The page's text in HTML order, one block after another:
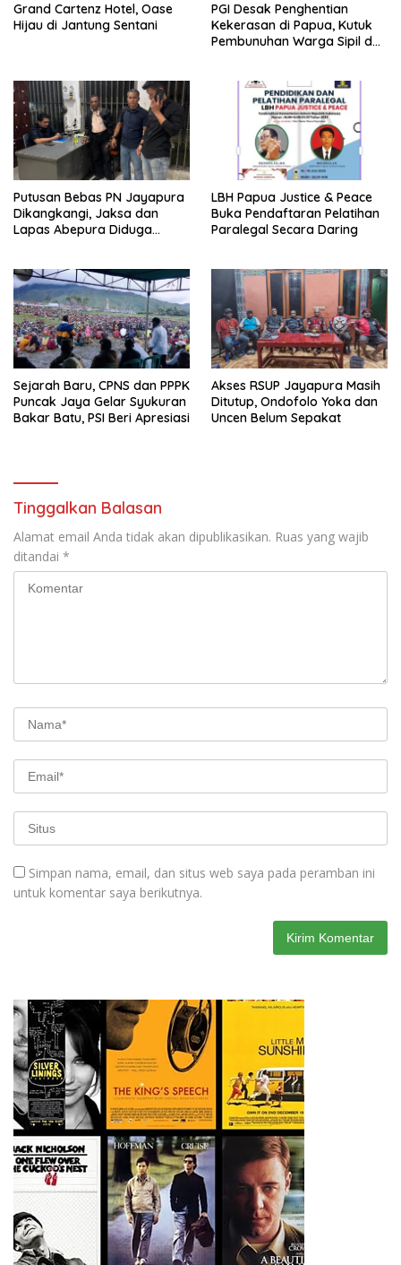
Grand Cartenz Hotel, Oase
Hijau di Jantung Sentani
PGI Desak Penghentian
Kekerasan di Papua, Kutuk
Pembunuhan Warga Sipil dan
Putusan Bebas PN Jayapura
Dikangkangi, Jaksa dan
Lapas Abepura Diduga
LBH Papua Justice & Peace
Buka Pendaftaran Pelatihan
Paralegal Secara Daring
Sejarah Baru, CPNS dan PPPK
Puncak Jaya Gelar Syukuran
Bakar Batu, PSI Beri Apresiasi
Akses RSUP Jayapura Masih
Ditutup, Ondofolo Yoka dan
Uncen Belum Sepakat
Tinggalkan Balasan
Alamat email Anda tidak akan dipublikasikan. Ruas yang wajib
ditandai *
Simpan nama, email, dan situs web saya pada peramban ini
untuk komentar saya berikutnya.